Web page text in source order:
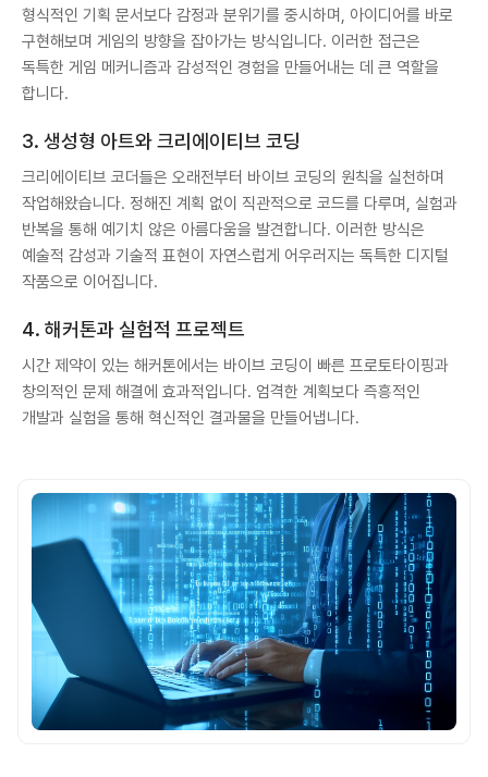
형식적인 기획 문서보다 감정과 분위기를 중시하며, 아이디어를 바로
구현해보며 게임의 방향을 잡아가는 방식입니다. 이러한 접근은
독특한 게임 메커니즘과 감성적인 경험을 만들어내는 데 큰 역할을
합니다.
3. 생성형 아트와 크리에이티브 코딩
크리에이티브 코더들은 오래전부터 바이브 코딩의 원칙을 실천하며
작업해왔습니다. 정해진 계획 없이 직관적으로 코드를 다루며, 실험과
반복을 통해 예기치 않은 아름다움을 발견합니다. 이러한 방식은
예술적 감성과 기술적 표현이 자연스럽게 어우러지는 독특한 디지털
작품으로 이어집니다.
4. 해커톤과 실험적 프로젝트
시간 제약이 있는 해커톤에서는 바이브 코딩이 빠른 프로토타이핑과
창의적인 문제 해결에 효과적입니다. 엄격한 계획보다 즉흥적인
개발과 실험을 통해 혁신적인 결과물을 만들어냅니다.